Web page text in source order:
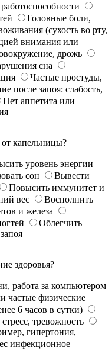
Головные боли,
(сухость во рту,
внимания или
дрожь
сна
Частые простуды,
после запоя: слабость,
Нет аппетита или
от капельницы?
уровень энергии
сон
Вывести
Повысить иммунитет и
вес
Восполнить
и железа
Облегчить
здоровья?
работа за компьютером
частые физические
6 часов в сутки)
тревожность
гипертония,
инфекционное